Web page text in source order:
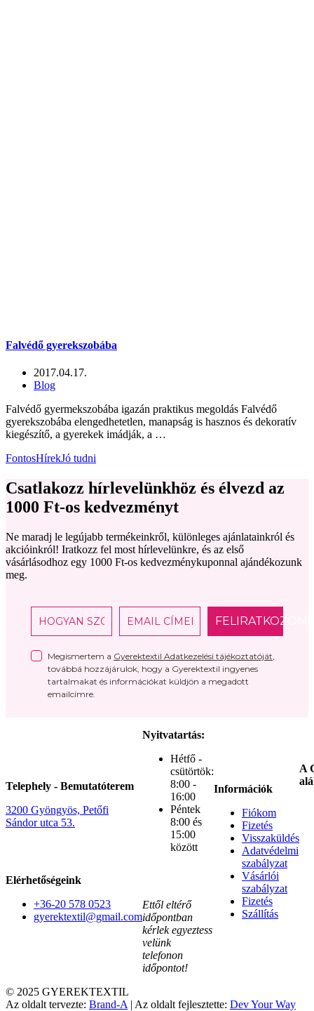
Falvédő gyerekszobába
2017.04.17.
Blog
Falvédő gyermekszobába igazán praktikus megoldás Falvédő
gyerekszobába elengedhetetlen, manapság is hasznos és dekoratív
kiegészítő, a gyerekek imádják, a …
FontosHírekJó tudni
Csatlakozz hírlevelünkhöz és élvezd az
1000 Ft-os kedvezményt
Ne maradj le legújabb termékeinkről, különleges ajánlatainkról és
akcióinkról! Iratkozz fel most hírlevelünkre, és az első
vásárlásodhoz egy 1000 Ft-os kedvezménykuponnal ajándékozunk
meg.
FELIRATKOZOM
Megismertem a Gyerektextil Adatkezelési tájékoztatóját
továbbá hozzájárulok, hogy a Gyerektextil ingyenes
tartalmakat és információkat küldjön a megadott
emailcímre.
Telephely - Bemutatóterem
3200 Gyöngyös, Petőfi
Sándor utca 53.
Elérhetőségeink
+36-20 578 0523
gyerektextil@gmail.com
Nyitvatartás:
Hétfő -
csütörtök:
8:00 -
16:00
Péntek
8:00 és
15:00
között
Ettől eltérő
időpontban
kérlek egyeztess
velünk
telefonon
időpontot!
Információk
Fiókom
Fizetés
Visszaküldés
Adatvédelmi
szabályzat
Vásárlói
szabályzat
Fizetés
Szállítás
A
© 2025 GYEREKTEXTIL
Az oldalt tervezte: Brand-A | Az oldalt fejlesztette: Dev Your Way